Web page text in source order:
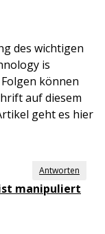
des wichtigen
is
können
auf diesem
geht es hier
Antworten
manipuliert